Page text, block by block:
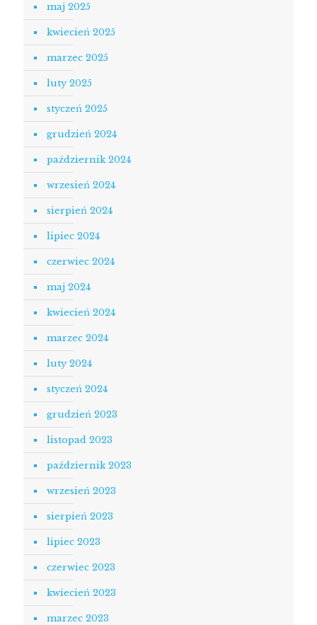
maj 2025
kwiecień 2025
marzec 2025
luty 2025
styczeń 2025
grudzień 2024
październik 2024
wrzesień 2024
sierpień 2024
lipiec 2024
czerwiec 2024
maj 2024
kwiecień 2024
marzec 2024
luty 2024
styczeń 2024
grudzień 2023
listopad 2023
październik 2023
wrzesień 2023
sierpień 2023
lipiec 2023
czerwiec 2023
kwiecień 2023
marzec 2023